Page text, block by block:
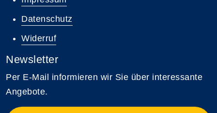
Datenschutz
Widerruf
Newsletter
Per E-Mail informieren wir Sie über interessante
Angebote.